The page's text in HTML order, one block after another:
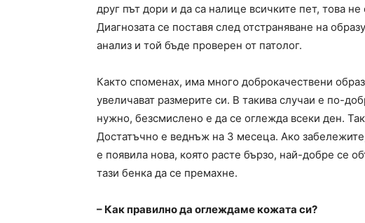
друг път дори и да са налице всичките пет, това
Диагнозата се поставя след отстраняване на
анализ и той бъде проверен от патолог.
Както споменах, има много доброкачествени
увеличават размерите си. В такива случаи е по-
нужно, безсмислено е да се оглежда всеки ден.
Достатъчно е веднъж на 3 месеца. Ако
е появила нова, която расте бързо, най-добре се
тази бенка да се премахне.
– Как правилно да оглеждаме кожата си?